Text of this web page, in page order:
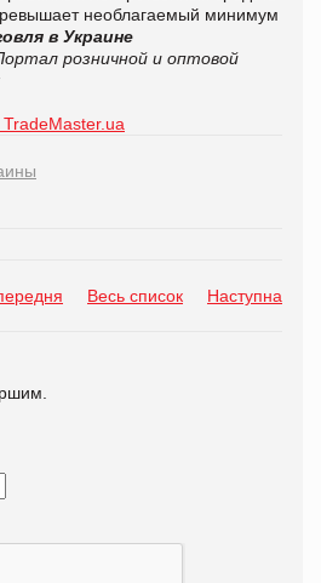
необлагаемый минимум
в Украине
розничной и оптовой
TradeMaster.ua
Весь список Наступна